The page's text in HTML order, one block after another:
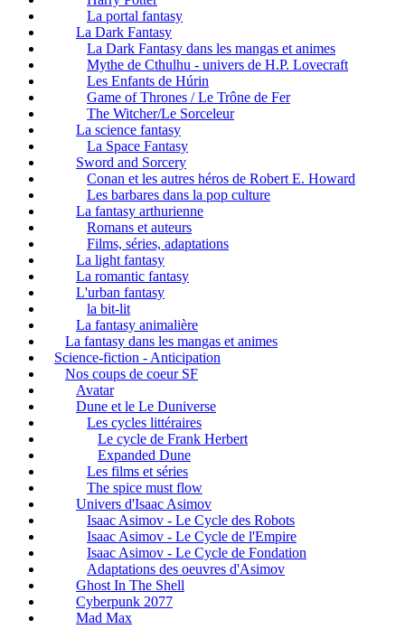
La portal fantasy
La Dark Fantasy
La Dark Fantasy dans les mangas et animes
Mythe de Cthulhu - univers de H.P. Lovecraft
Les Enfants de Húrin
Game of Thrones / Le Trône de Fer
The Witcher/Le Sorceleur
La science fantasy
La Space Fantasy
Sword and Sorcery
Conan et les autres héros de Robert E. Howard
Les barbares dans la pop culture
La fantasy arthurienne
Romans et auteurs
Films, séries, adaptations
La light fantasy
La romantic fantasy
L'urban fantasy
la bit-lit
La fantasy animalière
La fantasy dans les mangas et animes
Science-fiction - Anticipation
Nos coups de coeur SF
Avatar
Dune et le Le Duniverse
Les cycles littéraires
Le cycle de Frank Herbert
Expanded Dune
Les films et séries
The spice must flow
Univers d'Isaac Asimov
Isaac Asimov - Le Cycle des Robots
Isaac Asimov - Le Cycle de l'Empire
Isaac Asimov - Le Cycle de Fondation
Adaptations des oeuvres d'Asimov
Ghost In The Shell
Cyberpunk 2077
Mad Max